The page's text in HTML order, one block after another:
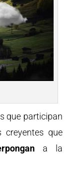
que participan
creyentes que
a la